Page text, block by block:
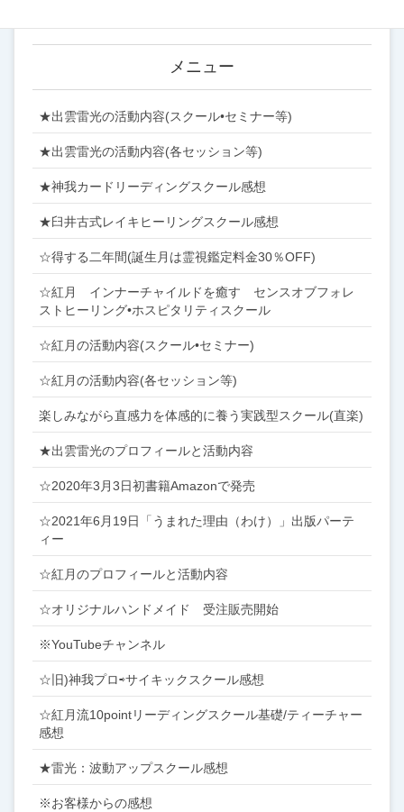
メニュー
★出雲雷光の活動内容(スクール•セミナー等)
★出雲雷光の活動内容(各セッション等)
★神我カードリーディングスクール感想
★臼井古式レイキヒーリングスクール感想
☆得する二年間(誕生月は霊視鑑定料金30％OFF)
☆紅月 インナーチャイルドを癒す センスオブフォレ
ストヒーリング•ホスピタリティスクール
☆紅月の活動内容(スクール•セミナー)
☆紅月の活動内容(各セッション等)
楽しみながら直感力を体感的に養う実践型スクール(直楽)
★出雲雷光のプロフィールと活動内容
☆2020年3月3日初書籍Amazonで発売
☆2021年6月19日「うまれた理由（わけ）」出版パーテ
ィー
☆紅月のプロフィールと活動内容
☆オリジナルハンドメイド 受注販売開始
※YouTubeチャンネル
☆旧)神我プロ⇨サイキックスクール感想
☆紅月流10pointリーディングスクール基礎/ティーチャー
感想
★雷光：波動アップスクール感想
※お客様からの感想